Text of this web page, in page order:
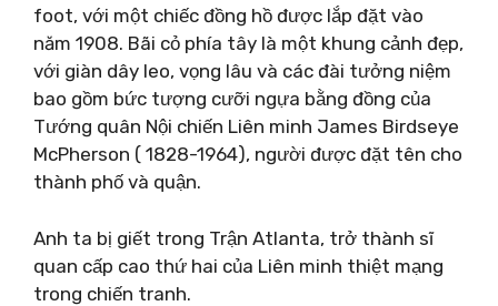
foot, với một chiếc đồng hồ được lắp đặt vào
năm 1908. Bãi cỏ phía tây là một khung cảnh đẹp,
với giàn dây leo, vọng lâu và các đài tưởng niệm
bao gồm bức tượng cưỡi ngựa bằng đồng của
Tướng quân Nội chiến Liên minh James Birdseye
McPherson ( 1828-1964), người được đặt tên cho
thành phố và quận.
Anh ta bị giết trong Trận Atlanta, trở thành sĩ
quan cấp cao thứ hai của Liên minh thiệt mạng
trong chiến tranh.